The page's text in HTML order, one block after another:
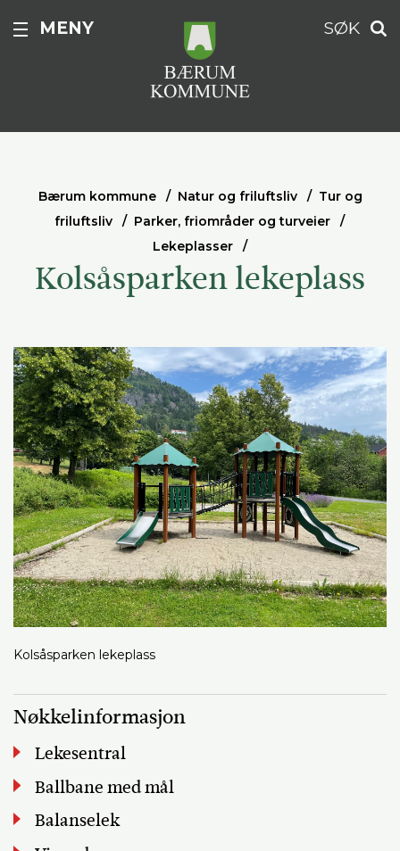
MENY SØK
Bærum kommune Natur og friluftsliv
Tur og
friluftsliv
Parker, friområder og turveier
Lekeplasser
Kolsåsparken lekeplass
Kolsåsparken lekeplass
Nøkkelinformasjon
Lekesentral
Ballbane med mål
Balanselek